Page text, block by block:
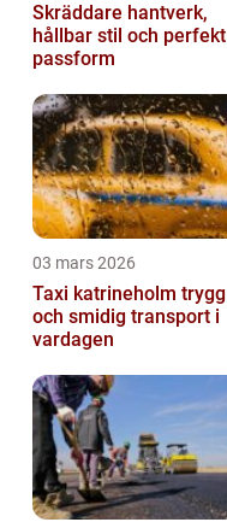
Skräddare hantverk,
hållbar stil och perfekt
passform
03 mars 2026
Taxi katrineholm trygg
och smidig transport i
vardagen